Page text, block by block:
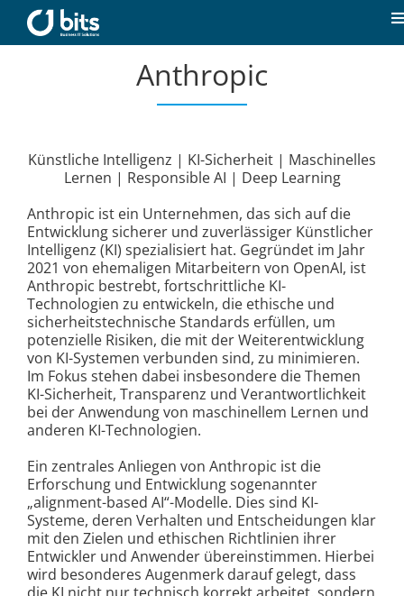
Inhalt
springen
Unsere Kompetenzen
Karriere
Über uns
Kontakt
Anthropic
Künstliche Intelligenz | KI-Sicherheit | Maschinelles
Lernen | Responsible AI | Deep Learning
Anthropic ist ein Unternehmen, das sich auf die
Entwicklung sicherer und zuverlässiger Künstlicher
Intelligenz (KI) spezialisiert hat. Gegründet im Jahr
2021 von ehemaligen Mitarbeitern von OpenAI, ist
Anthropic bestrebt, fortschrittliche KI-
Technologien zu entwickeln, die ethische und
sicherheitstechnische Standards erfüllen, um
potenzielle Risiken, die mit der Weiterentwicklung
von KI-Systemen verbunden sind, zu minimieren.
Im Fokus stehen dabei insbesondere die Themen
KI-Sicherheit, Transparenz und Verantwortlichkeit
bei der Anwendung von maschinellem Lernen und
anderen KI-Technologien.
Ein zentrales Anliegen von Anthropic ist die
Erforschung und Entwicklung sogenannter
„alignment-based AI“-Modelle. Dies sind KI-
Systeme, deren Verhalten und Entscheidungen klar
mit den Zielen und ethischen Richtlinien ihrer
Entwickler und Anwender übereinstimmen. Hierbei
wird besonderes Augenmerk darauf gelegt, dass